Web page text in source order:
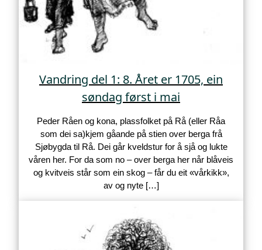
Vandring del 1: 8. Året er 1705, ein
søndag først i mai
Peder Råen og kona, plassfolket på Rå (eller Råa
som dei sa)kjem gåande på stien over berga frå
Sjøbygda til Rå. Dei går kveldstur for å sjå og lukte
våren her. For da som no – over berga her når blåveis
og kvitveis står som ein skog – får du eit «vårkikk»,
av og nyte […]